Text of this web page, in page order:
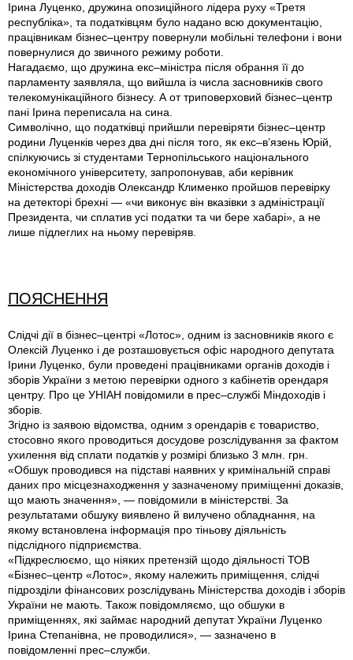
Ірина Луценко, дружина опозиційного лідера руху «Третя
республіка», та податківцям було надано всю документацію,
працівникам бізнес–центру повернули мобільні телефони і вони
повернулися до звичного режиму роботи.
Нагадаємо, що дружина екс–міністра після обрання її до
парламенту заявляла, що вийшла із числа засновників свого
телекомунікаційного бізнесу. А от триповерховий бізнес–центр
пані Ірина переписала на сина.
Символічно, що податківці прийшли перевіряти бізнес–центр
родини Луценків через два дні після того, як екс–в’язень Юрій,
спілкуючись зі студентами Тернопільського національного
економічного університету, запропонував, аби керівник
Міністерства доходів Олександр Клименко пройшов перевірку
на детекторі брехні — «чи виконує він вказівки з адміністрації
Президента, чи сплатив усі податки та чи бере хабарі», а не
лише підлеглих на ньому перевіряв.
ПОЯСНЕННЯ
Слідчі дії в бізнес–центрі «Лотос», одним із засновників якого є
Олексій Луценко і де розташовується офіс народного депутата
Ірини Луценко, були проведені працівниками органів доходів і
зборів України з метою перевірки одного з кабінетів орендаря
центру. Про це УНІАН повідомили в прес–службі Міндоходів і
зборів.
Згідно із заявою відомства, одним з орендарів є товариство,
стосовно якого проводиться досудове розслідування за фактом
ухилення від сплати податків у розмірі близько 3 млн. грн.
«Обшук проводився на підставі наявних у кримінальній справі
даних про місцезнаходження у зазначеному приміщенні доказів,
що мають значення», — повідомили в міністерстві. За
результатами обшуку виявлено й вилучено обладнання, на
якому встановлена інформація про тіньову діяльність
підслідного підприємства.
«Підкреслюємо, що ніяких претензій щодо діяльності ТОВ
«Бізнес–центр «Лотос», якому належить приміщення, слідчі
підрозділи фінансових розслідувань Міністерства доходів і зборів
України не мають. Також повідомляємо, що обшуки в
приміщеннях, які займає народний депутат України Луценко
Ірина Степанівна, не проводилися», — зазначено в
повідомленні прес–служби.